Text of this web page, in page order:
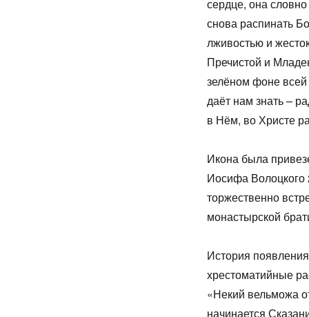
сердце, она словно
снова распинать
лживостью и
Пречистой и
зелёном фоне
даёт нам знать –
в Нём, во Христе
Икона была
Иосифа Волоцкого
торжественно
монастырской
История
хрестоматийные
«Некий вельможа
начинается